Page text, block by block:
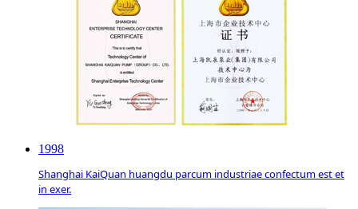
1998
Shanghai KaiQuan huangdu parcum industriae confectum est et
in exer.